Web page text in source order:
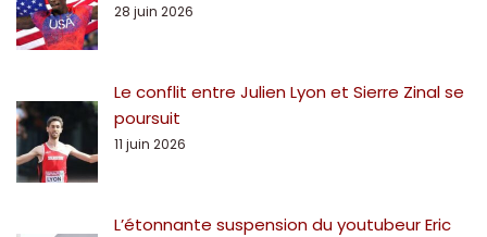
28 juin 2026
Le conflit entre Julien Lyon et Sierre Zinal se
poursuit
11 juin 2026
L’étonnante suspension du youtubeur Eric